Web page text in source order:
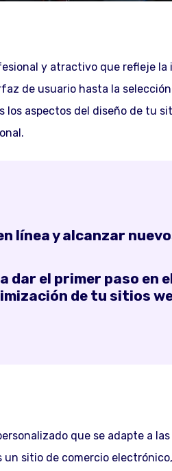
y atractivo que refleje
de usuario hasta la
aspectos del diseño de tu
línea y alcanzar
dar el primer paso en
de tu sitios
que se adapte a
un sitio de comercio